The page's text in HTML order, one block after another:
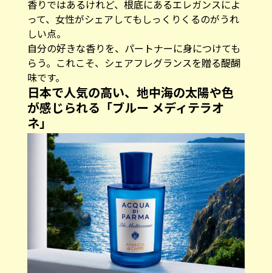
香りではあるけれど、根底にあるエレガンスによ
って、女性がシェアしてもしっくりくるのがうれ
しい点。
自分の好きな香りを、パートナーに身につけても
らう。これこそ、シェアフレグランスを贈る醍醐
味です。
日本で人気の高い、地中海の太陽や色
が感じられる「ブルー メディテラオ
ネ」